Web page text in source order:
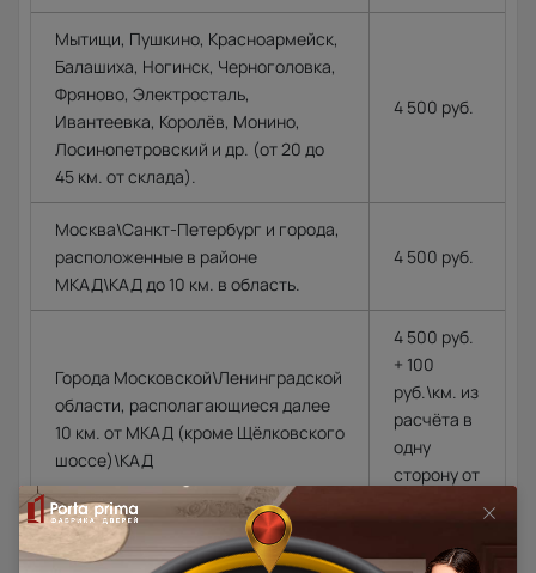
Мытищи, Пушкино, Красноармейск,
Балашиха, Ногинск, Черноголовка,
Фряново, Электросталь,
Ивантеевка, Королёв, Монино,
Лосинопетровский и др. (от 20 до
45 км. от склада).
4 500 руб.
Москва\Санкт-Петербург и города,
расположенные в районе
МКАД\КАД до 10 км. в область.
4 500 руб.
Города Московской\Ленинградской
области, располагающиеся далее
10 км. от МКАД (кроме Щёлковского
шоссе)\КАД
4 500 руб.
+ 100
руб.\км. из
расчёта в
одну
сторону от
Доставка в регионы осуществляется по тарифам нашего